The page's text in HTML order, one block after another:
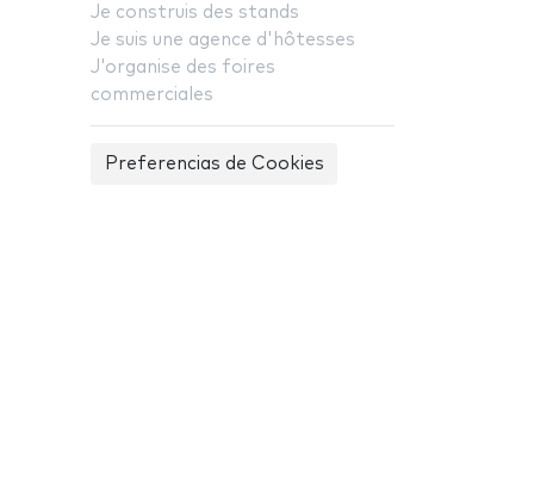
Je construis des stands
Je suis une agence d'hôtesses
J'organise des foires
commerciales
Preferencias de Cookies